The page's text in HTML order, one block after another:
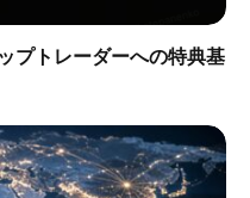
プトレーダーへの特典基